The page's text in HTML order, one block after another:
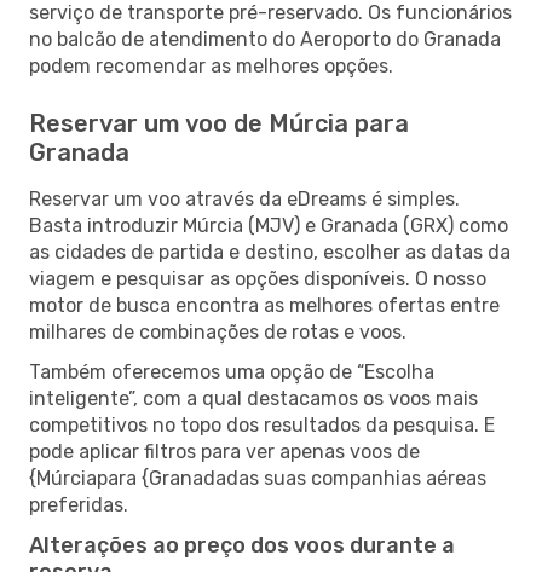
serviço de transporte pré-reservado. Os funcionários
no balcão de atendimento do Aeroporto do Granada
podem recomendar as melhores opções.
Reservar um voo de Múrcia para
Granada
Reservar um voo através da eDreams é simples.
Basta introduzir Múrcia (MJV) e Granada (GRX) como
as cidades de partida e destino, escolher as datas da
viagem e pesquisar as opções disponíveis. O nosso
motor de busca encontra as melhores ofertas entre
milhares de combinações de rotas e voos.
Também oferecemos uma opção de “Escolha
inteligente”, com a qual destacamos os voos mais
competitivos no topo dos resultados da pesquisa. E
pode aplicar filtros para ver apenas voos de
{Múrciapara {Granadadas suas companhias aéreas
preferidas.
Alterações ao preço dos voos durante a